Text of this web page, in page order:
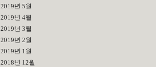
2019년 5월
2019년 4월
2019년 3월
2019년 2월
2019년 1월
2018년 12월